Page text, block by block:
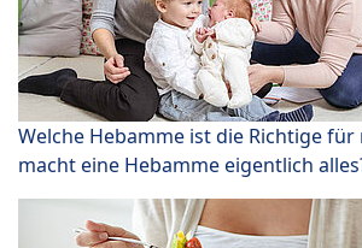
Welche Hebamme ist die Richtige für
macht eine Hebamme eigentlich